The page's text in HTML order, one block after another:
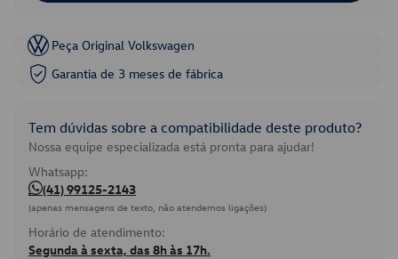
Peça Original Volkswagen
Garantia de 3 meses de fábrica
Tem dúvidas sobre a compatibilidade deste produto?
Nossa equipe especializada está pronta para ajudar!
Whatsapp:
(41) 99125-2143
(apenas mensagens de texto, não atendemos ligações)
Horário de atendimento:
Segunda à sexta, das 8h às 17h.